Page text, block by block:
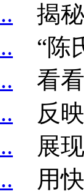
揭
“陈
看
反
展
用